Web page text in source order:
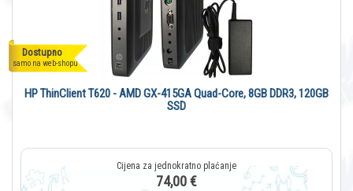
Dostupno
samo na web-shopu
HP ThinClient T620 - AMD GX-415GA Quad-Core, 8GB DDR3, 120GB
SSD
74,00 €